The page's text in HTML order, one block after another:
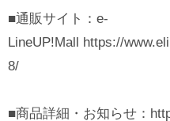
■通販サイト：e-
LineUP!Mall https://
8/
■商品詳細・お知らせ：